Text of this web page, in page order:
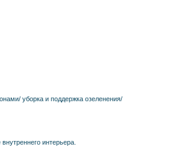
уборка и поддержка озеленения/
интерьера.